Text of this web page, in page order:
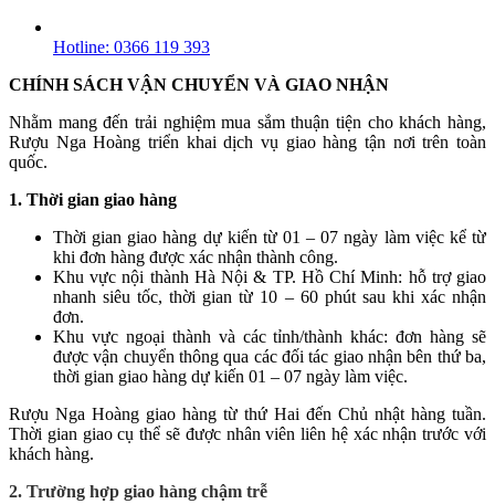
Hotline: 0366 119 393
CHÍNH SÁCH VẬN CHUYỂN VÀ GIAO NHẬN
Nhằm mang đến trải nghiệm mua sắm thuận tiện cho khách hàng,
Rượu Nga Hoàng triển khai dịch vụ giao hàng tận nơi trên toàn
quốc.
1. Thời gian giao hàng
Thời gian giao hàng dự kiến từ 01 – 07 ngày làm việc kể từ
khi đơn hàng được xác nhận thành công.
Khu vực nội thành Hà Nội & TP. Hồ Chí Minh: hỗ trợ giao
nhanh siêu tốc, thời gian từ 10 – 60 phút sau khi xác nhận
đơn.
Khu vực ngoại thành và các tỉnh/thành khác: đơn hàng sẽ
được vận chuyển thông qua các đối tác giao nhận bên thứ ba,
thời gian giao hàng dự kiến 01 – 07 ngày làm việc.
Rượu Nga Hoàng giao hàng từ thứ Hai đến Chủ nhật hàng tuần.
Thời gian giao cụ thể sẽ được nhân viên liên hệ xác nhận trước với
khách hàng.
2. Trường hợp giao hàng chậm trễ